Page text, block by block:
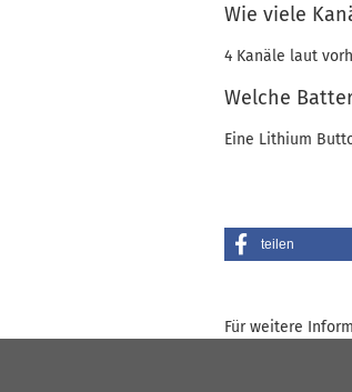
Wie viele
4 Kanäle laut
Welche
Eine Lithium
teilen
Für weitere